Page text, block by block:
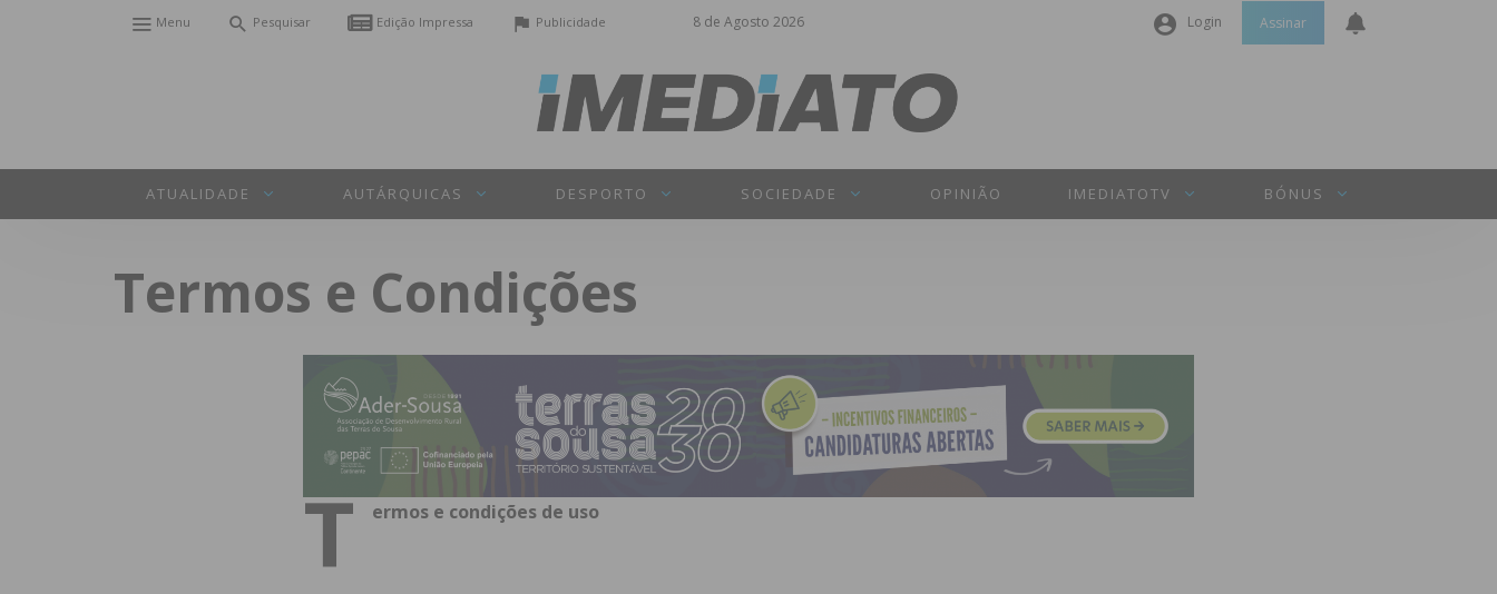
8 de Agosto 2026
Menu Pesquisar Edição Impressa Publicidade Login Assinar
ATUALIDADE AUTÁRQUICAS DESPORTO SOCIEDADE OPINIÃO IMEDIATOTV BÓNUS
Termos e Condições
T ermos e condições de uso